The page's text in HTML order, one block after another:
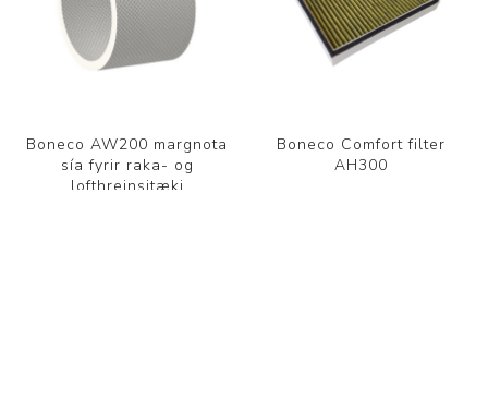
Boneco AW200 margnota
sía fyrir raka- og
lofthreinsitæki
Boneco Comfort filter
AH300